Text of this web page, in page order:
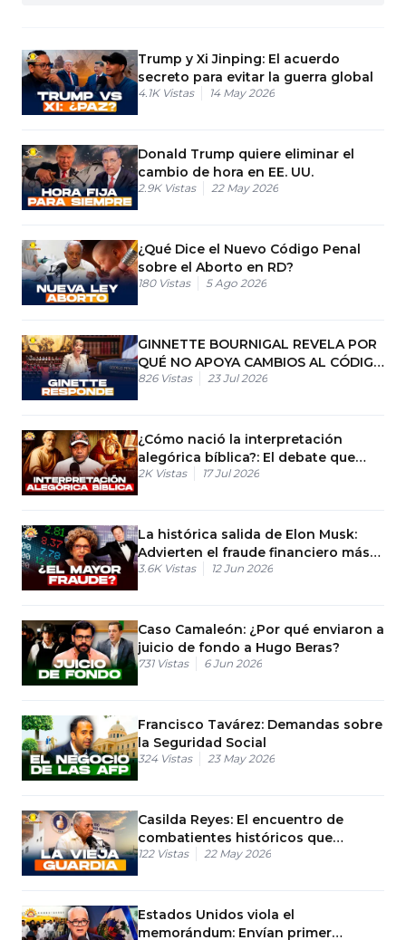
Trump y Xi Jinping: El acuerdo
secreto para evitar la guerra global
4.1K Vistas 14 May 2026
Donald Trump quiere eliminar el
cambio de hora en EE. UU.
2.9K Vistas 22 May 2026
¿Qué Dice el Nuevo Código Penal
sobre el Aborto en RD?
180 Vistas 5 Ago 2026
GINNETTE BOURNIGAL REVELA POR
QUÉ NO APOYA CAMBIOS AL CÓDIGO
PENAL
826 Vistas 23 Jul 2026
¿Cómo nació la interpretación
alegórica bíblica?: El debate que
marcó el cristianismo
2K Vistas 17 Jul 2026
La histórica salida de Elon Musk:
Advierten el fraude financiero más
grande de Estados Unidos
3.6K Vistas 12 Jun 2026
Caso Camaleón: ¿Por qué enviaron a
juicio de fondo a Hugo Beras?
731 Vistas 6 Jun 2026
Francisco Tavárez: Demandas sobre
la Seguridad Social
324 Vistas 23 May 2026
Casilda Reyes: El encuentro de
combatientes históricos que
sacude al PRM
122 Vistas 22 May 2026
Estados Unidos viola el
memorándum: Envían primer